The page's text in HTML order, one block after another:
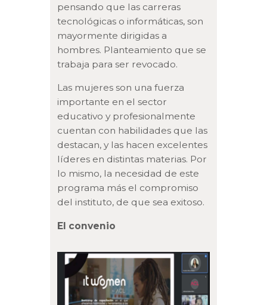
pensando que las carreras
tecnológicas o informáticas, son
mayormente dirigidas a
hombres. Planteamiento que se
trabaja para ser revocado.
Las mujeres son una fuerza
importante en el sector
educativo y profesionalmente
cuentan con habilidades que las
destacan, y las hacen excelentes
líderes en distintas materias. Por
lo mismo, la necesidad de este
programa más el compromiso
del instituto, de que sea exitoso.
El convenio